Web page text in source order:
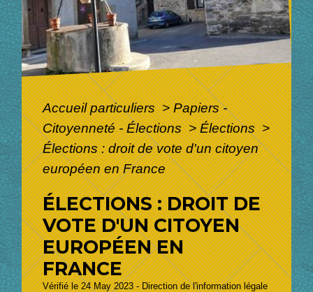
Accueil particuliers> Papiers -
Citoyenneté - Élections> Élections>
Élections : droit de vote d'un citoyen
européen en France
ÉLECTIONS : DROIT DE
VOTE D'UN CITOYEN
EUROPÉEN EN
FRANCE
Vérifié le 24 May 2023 - Direction de l'information légale